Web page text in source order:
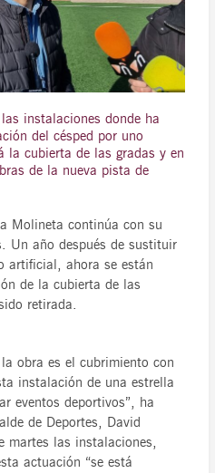
instalaciones donde ha
del césped por uno
cubierta de las gradas y en
de la nueva pista de
Molineta continúa con su
Un año después de sustituir
artificial, ahora se están
de la cubierta de las
retirada.
obra es el cubrimiento con
instalación de una estrella
eventos deportivos”, ha
de Deportes, David
martes las instalaciones,
actuación “se está